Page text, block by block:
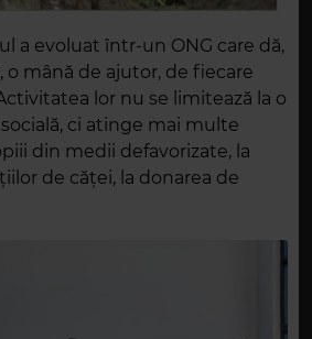
a evoluat într-un ONG care dă,
o mână de ajutor, de fiecare
lor nu se limitează la o
ci atinge mai multe
din medii defavorizate, la
de căței, la donarea de